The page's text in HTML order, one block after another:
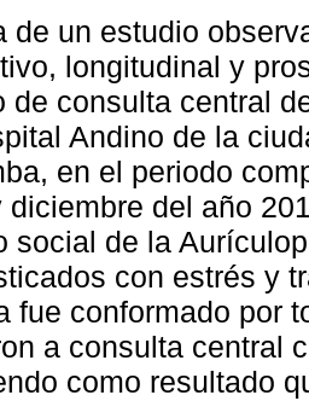
de un estudio
longitudinal y
de consulta central
Andino de la
en el periodo
diciembre del año
social de la
con estrés y
fue conformado por
a consulta central
como resultado